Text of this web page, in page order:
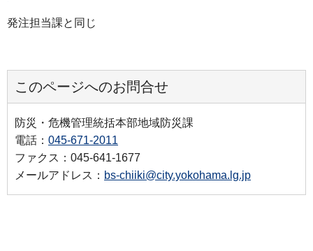
発注担当課と同じ
このページへのお問合せ
防災・危機管理統括本部地域防災課
電話： 045-671-2011
ファクス：045-641-1677
メールアドレス： bs-chiiki@city.yokohama.lg.jp